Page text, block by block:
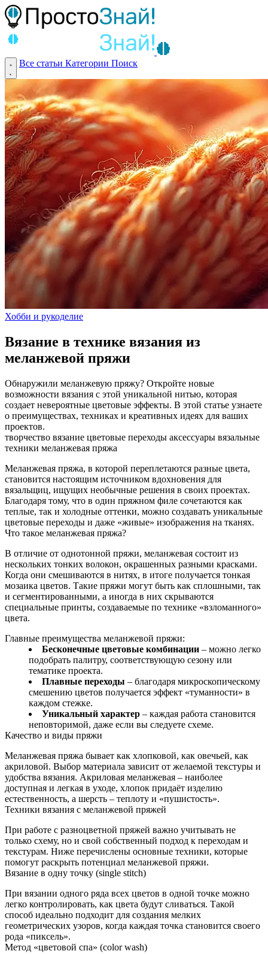
Все статьи Категории Поиск
Хобби и рукоделие
Вязание в технике вязания из
меланжевой пряжи
Обнаружили меланжевую пряжу? Откройте новые
возможности вязания с этой уникальной нитью, которая
создает невероятные цветовые эффекты. В этой статье узнаете
о преимуществах, техниках и креативных идеях для ваших
проектов.
творчество вязание цветовые переходы аксессуары вязальные
техники меланжевая пряжа
Меланжевая пряжа, в которой переплетаются разные цвета,
становится настоящим источником вдохновения для
вязальщиц, ищущих необычные решения в своих проектах.
Благодаря тому, что в один пряжном филе сочетаются как
теплые, так и холодные оттенки, можно создавать уникальные
цветовые переходы и даже «живые» изображения на тканях.
Что такое меланжевая пряжа?
В отличие от однотонной пряжи, меланжевая состоит из
нескольких тонких волокон, окрашенных разными красками.
Когда они смешиваются в нитях, в итоге получается тонкая
мозаика цветов. Такие пряжи могут быть как сплошными, так
и сегментированными, а иногда в них скрываются
специальные принты, создаваемые по технике «взломанного»
цвета.
Главные преимущества меланжевой пряжи:
Бесконечные цветовые комбинации – можно легко
подобрать палитру, соответствующую сезону или
тематике проекта.
Плавные переходы – благодаря микроскопическому
смешению цветов получается эффект «туманности» в
каждом стежке.
Уникальный характер – каждая работа становится
неповторимой, даже если вы следуете схеме.
Качество и виды пряжи
Меланжевая пряжа бывает как хлопковой, как овечьей, как
акриловой. Выбор материала зависит от желаемой текстуры и
удобства вязания. Акриловая меланжевая – наиболее
доступная и легкая в уходе, хлопок придаёт изделию
естественность, а шерсть – теплоту и «пушистость».
Техники вязания с меланжевой пряжей
При работе с разноцветной пряжей важно учитывать не
только схему, но и свой собственный подход к переходам и
текстурам. Ниже перечислены основные техники, которые
помогут раскрыть потенциал меланжевой пряжи.
Вязание в одну точку (single stitch)
При вязании одного ряда всех цветов в одной точке можно
легко контролировать, как цвета будут сливаться. Такой
способ идеально подходит для создания мелких
геометрических узоров, когда каждая точка становится своего
рода «пиксель».
Метод «цветовой спа» (color wash)